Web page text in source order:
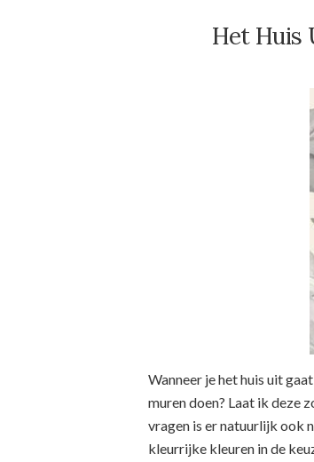
Het Huis
Wanneer je het huis uit
muren doen? Laat ik deze
vragen is er natuurlijk ook
kleurrijke kleuren in de